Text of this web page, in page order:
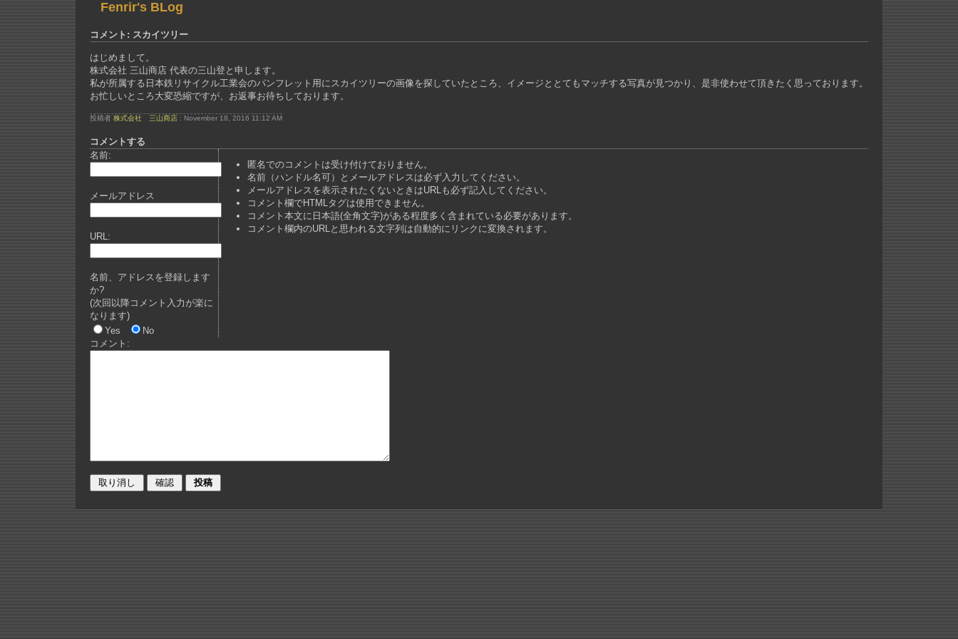
Fenrir's BLog
コメント: スカイツリー
はじめまして。
株式会社 三山商店 代表の三山登と申します。
私が所属する日本鉄リサイクル工業会のパンフレット用にスカイツリーの画像を探していたところ、イメージととてもマッチする写真が見つかり、是非使わせて頂きたく思っております。
お忙しいところ大変恐縮ですが、お返事お待ちしております。
投稿者 株式会社 三山商店 : November 18, 2016 11:12 AM
コメントする
名前:
メールアドレス
URL:
名前、アドレスを登録します
か?
(次回以降コメント入力が楽に
なります)
Yes
No
匿名でのコメントは受け付けておりません。
名前（ハンドル名可）とメールアドレスは必ず入力してください。
メールアドレスを表示されたくないときはURLも必ず記入してください。
コメント欄でHTMLタグは使用できません。
コメント本文に日本語(全角文字)がある程度多く含まれている必要があります。
コメント欄内のURLと思われる文字列は自動的にリンクに変換されます。
コメント: